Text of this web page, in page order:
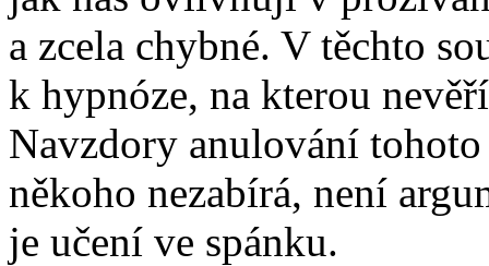
a zcela chybné. V těchto
k hypnóze, na kterou
Navzdory anulování
někoho nezabírá, není
je učení ve spánku.